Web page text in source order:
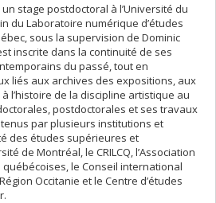
stage postdoctoral à l’Université du
du Laboratoire numérique d’études
sous la supervision de Dominic
inscrite dans la continuité de ses
du passé, tout en
liés aux archives des expositions, aux
l’histoire de la discipline artistique au
postdoctorales et ses travaux
par plusieurs institutions et
des études supérieures et
de Montréal, le CRILCQ, l’Association
le Conseil international
Occitanie et le Centre d’études